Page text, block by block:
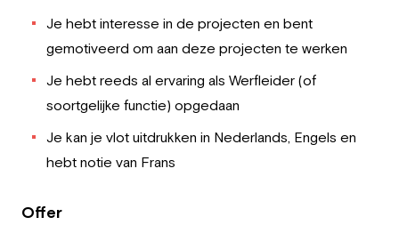
Je hebt interesse in de projecten en bent
gemotiveerd om aan deze projecten te werken
Je hebt reeds al ervaring als Werfleider (of
soortgelijke functie) opgedaan
Je kan je vlot uitdrukken in Nederlands, Engels en
hebt notie van Frans
Offer